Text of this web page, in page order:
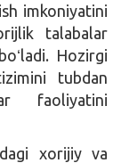
imkoniyatini
talabalar
Hozirgi
tubdan
faoliyatini
xorijiy va